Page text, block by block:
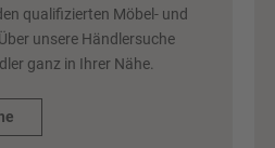
qualifizierten Möbel- und
unsere Händlersuche
ganz in Ihrer Nähe.